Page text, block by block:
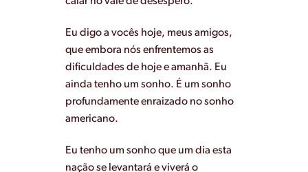
Eu digo a vocês hoje, meus amigos,
que embora nós enfrentemos as
dificuldades de hoje e amanhã. Eu
ainda tenho um sonho. É um sonho
profundamente enraizado no sonho
americano.
Eu tenho um sonho que um dia esta
nação se levantará e viverá o